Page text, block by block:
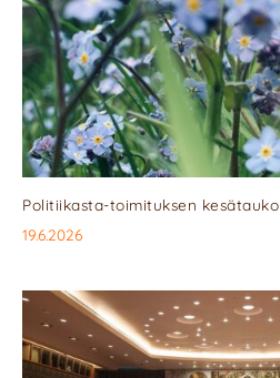
Politiikasta-toimituksen kesätauko
19.6.2026